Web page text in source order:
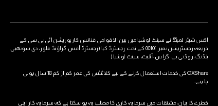
آکس شیئر لمیٹڈ نے سینٹ لوشیا میں بین الاقوامی فنانس کارپوریشن آئی بی سی کے
ذریعہ رجسٹریشن نمبر 00101 کے تحت رجسٹرڈ کیا (رجسٹرڈ آفس گراؤنڈ فلور، دی سوتھبی
بلڈنگ، روڈنی بے، گراس-آئلیٹ، سینٹ لوشیا)
OXShare کی خدمات استعمال کرنے کے لیے کلائنٹس کی عمر کم از کم 18 سال ہونی
چاہیے۔
خطرے کا بیان: مشتقات میں سرمایہ کاری کا مطلب یہ ہو سکتا ہے کہ سرمایہ کار اپنی